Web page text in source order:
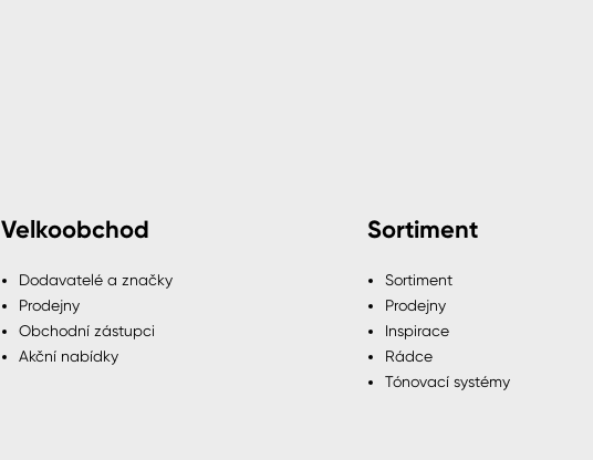
Velkoobchod
Dodavatelé a značky
Prodejny
Obchodní zástupci
Akční nabídky
Sortiment
Sortiment
Prodejny
Inspirace
Rádce
Tónovací systémy